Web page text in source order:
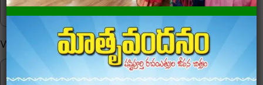
Website